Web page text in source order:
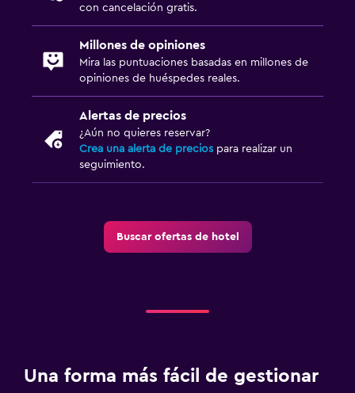
Armario o clóset
con cancelación gratis.
Millones de opiniones
Mira las puntuaciones basadas en millones de
opiniones de huéspedes reales.
Alertas de precios
¿Aún no quieres reservar?
Crea una alerta de precios para realizar un
seguimiento.
Buscar ofertas de hotel
Una forma más fácil de gestionar